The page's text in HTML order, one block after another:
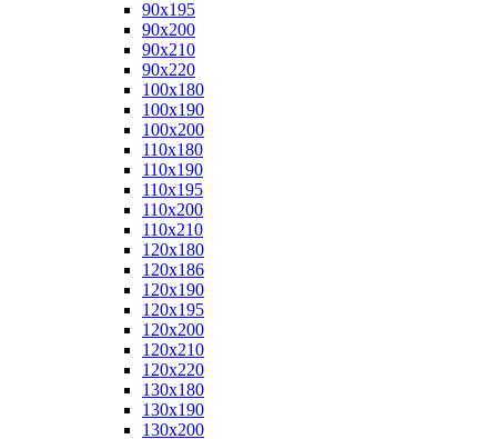
90x195
90x200
90x210
90x220
100x180
100x190
100x200
110x180
110x190
110x195
110x200
110x210
120x180
120x186
120x190
120x195
120x200
120x210
120x220
130x180
130x190
130x200